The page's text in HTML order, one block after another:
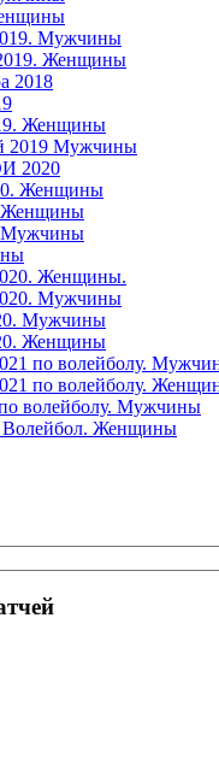
Мужчины
Женщины
2018
Женщины
2019 Мужчины
2020
Женщины
Женщины
Мужчины
Женщины.
Мужчины
Мужчины
Женщины
по волейболу.
по волейболу.
волейболу. Мужчины
Волейбол. Женщины